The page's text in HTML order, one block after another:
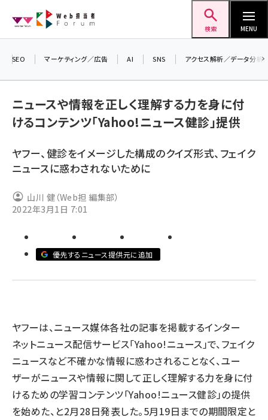
ン
検索 MENU
ai (2799)
note (2308)
z世代 (1617)
SEO マーケティング／広告 AI SNS アクセス解析／データ分析
ニュースや情報を正しく理解する力を身に付
けるコンテンツ「Yahoo!ニュース健診」提供
ヤフー、健診をイメージした構成のクイズ形式、フェイク
ニュースに惑わされないために
山川 健（Web担 編集部）
2022年3月1日 7:01
優先するニュース提供元に追加
ヤフーは、ニュース媒体各社の記事を掲載するインター
ネットニュース配信サービス「Yahoo!ニュース」で、フェイク
ニュースなど不確かな情報に惑わされることなく、ユー
ザーがニュースや情報に関して正しく理解する力を身に付
けるための学習コンテンツ「Yahoo!ニュース健診」の提供
を始めた、と2月28日発表した。5月19日までの期間限定と